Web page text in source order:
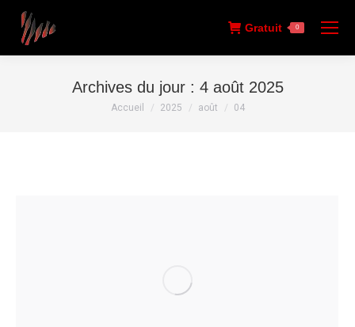
Gratuit 0
Archives du jour : 4 août 2025
Vous êtes ici :
Accueil 2025 août 04